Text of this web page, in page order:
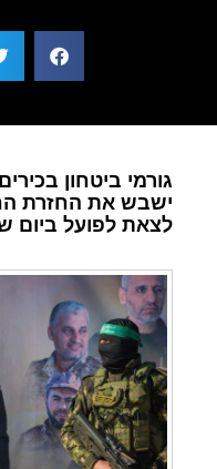
גורמי ביטחון
ישבש את החזרת
לצאת לפועל ביום